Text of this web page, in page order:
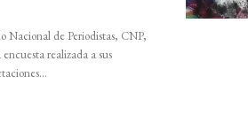
Nacional de Periodistas, CNP,
realizada a sus